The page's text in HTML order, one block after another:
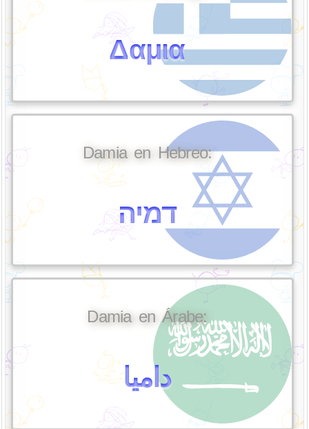
Δαμια
Damia en Hebreo:
דמיה
Damia en Árabe:
داميا